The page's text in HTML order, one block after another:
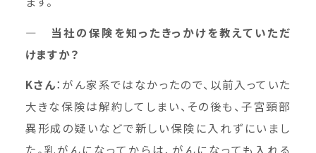
― 当社の保険を知ったきっかけを教えていただ
けますか？
Kさん：がん家系ではなかったので、以前入っていた
大きな保険は解約してしまい、その後も、子宮頸部
異形成の疑いなどで新しい保険に入れずにいまし
た。乳がんになってからは、がんになっても入れる